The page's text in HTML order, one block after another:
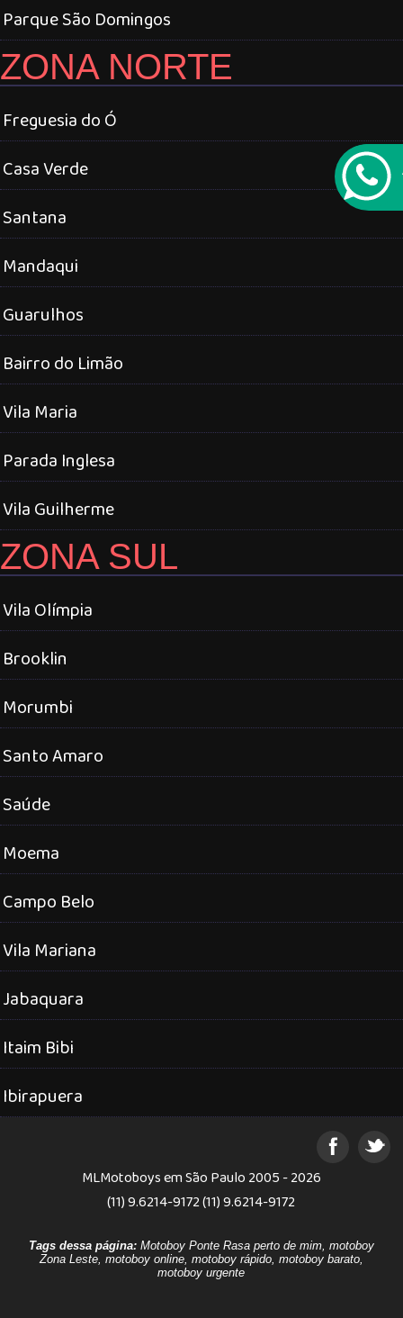
Parque São Domingos
ZONA NORTE
Freguesia do Ó
Casa Verde
Santana
Mandaqui
Guarulhos
Bairro do Limão
Vila Maria
Parada Inglesa
Vila Guilherme
ZONA SUL
Vila Olímpia
Brooklin
Morumbi
Santo Amaro
Saúde
Moema
Campo Belo
Vila Mariana
Jabaquara
Itaim Bibi
Ibirapuera
MLMotoboys em São Paulo 2005 - 2026
(11) 9.6214-9172 (11) 9.6214-9172
Tags dessa página:Motoboy Ponte Rasa perto de mim, motoboy
Zona Leste, motoboy online, motoboy rápido, motoboy barato,
motoboy urgente